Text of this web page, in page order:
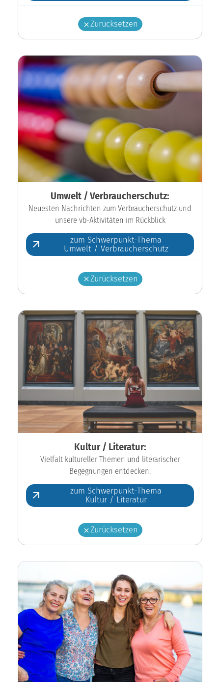
Zurücksetzen
Umwelt / Verbraucherschutz:
Neuesten Nachrichten zum Verbraucherschutz und
unsere vb-Aktivitäten im Rückblick
zum Schwerpunkt-Thema
Umwelt / Verbraucherschutz
Zurücksetzen
Kultur / Literatur:
Vielfalt kultureller Themen und literarischer
Begegnungen entdecken.
zum Schwerpunkt-Thema
Kultur / Literatur
Zurücksetzen